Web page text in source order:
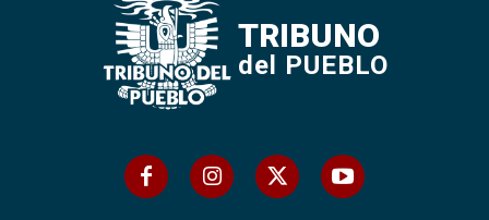
TRIBUNO
del PUEBLO